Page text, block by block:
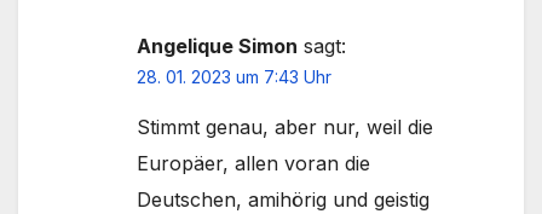
Angelique Simon sagt:
28. 01. 2023 um 7:43 Uhr
Stimmt genau, aber nur, weil die
Europäer, allen voran die
Deutschen, amihörig und geistig